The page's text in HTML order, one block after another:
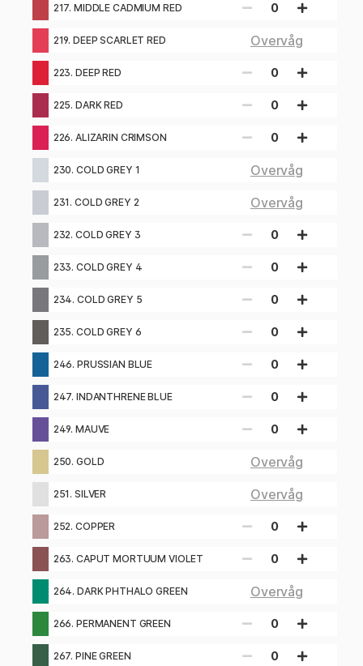
217. MIDDLE CADMIUM RED 0
219. DEEP SCARLET RED Overvåg
223. DEEP RED 0
225. DARK RED 0
226. ALIZARIN CRIMSON 0
230. COLD GREY 1 Overvåg
231. COLD GREY 2 Overvåg
232. COLD GREY 3 0
233. COLD GREY 4 0
234. COLD GREY 5 0
235. COLD GREY 6 0
246. PRUSSIAN BLUE 0
247. INDANTHRENE BLUE 0
249. MAUVE 0
250. GOLD Overvåg
251. SILVER Overvåg
252. COPPER 0
263. CAPUT MORTUUM VIOLET 0
264. DARK PHTHALO GREEN Overvåg
266. PERMANENT GREEN 0
267. PINE GREEN 0